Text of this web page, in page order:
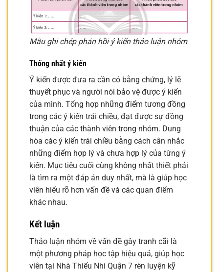
Mẫu ghi chép phản hồi ý kiến thảo luận nhóm
Thống nhất ý kiến
Ý kiến được đưa ra cần có bằng chứng, lý lẽ
thuyết phục và người nói bảo vệ được ý kiến
của mình. Tổng hợp những điểm tương đồng
trong các ý kiến trái chiều, đạt được sự đồng
thuận của các thành viên trong nhóm. Dung
hòa các ý kiến trái chiều bằng cách cân nhắc
những điểm hợp lý và chưa hợp lý của từng ý
kiến. Mục tiêu cuối cùng không nhất thiết phải
là tìm ra một đáp án duy nhất, mà là giúp học
viên hiểu rõ hơn vấn đề và các quan điểm
khác nhau.
Kết luận
Thảo luận nhóm về vấn đề gây tranh cãi là
một phương pháp học tập hiệu quả, giúp học
viên tại Nhà Thiếu Nhi Quận 7 rèn luyện kỹ